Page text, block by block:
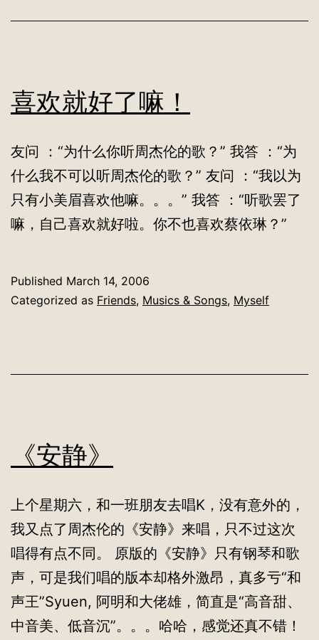
喜欢就好了嘛！
友问 ：“为什么你听周杰伦的歌？” 我答 ：“为
什么我不可以听周杰伦的歌？” 友问 ：“我以为
只有小美眉喜欢他嘛。。。” 我答 ：“听歌罢了
嘛，自己喜欢就好啦。你不也喜欢蔡依琳？”
Published March 14, 2006
Categorized as Friends, Musics & Songs, Myself
《安静》
上个星期六，和一班朋友去唱K，没有意外的，
我又点了周杰伦的《安静》来唱，只不过这次
唱得有点不同。 原版的《安静》只有钢琴和歌
声，可是我们唱的版本却格外激昂，真多亏“和
声王”Syuen, 阿明和大佬雄，简直是“高音甜、
中音美、低音沉”。。。哈哈，感觉还真不错！